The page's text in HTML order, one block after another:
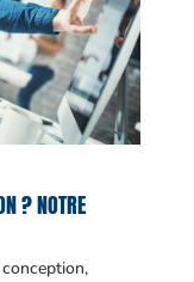
? NOTRE